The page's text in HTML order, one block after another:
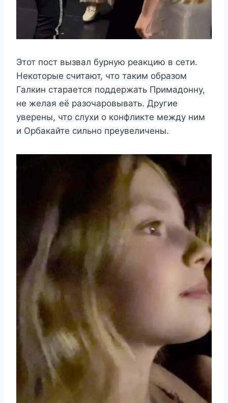
Этот пост вызвал бурную реакцию в сети.
Некоторые считают, что таким образом
Галкин старается поддержать Примадонну,
не желая её разочаровывать. Другие
уверены, что слухи о конфликте между ним
и Орбакайте сильно преувеличены.